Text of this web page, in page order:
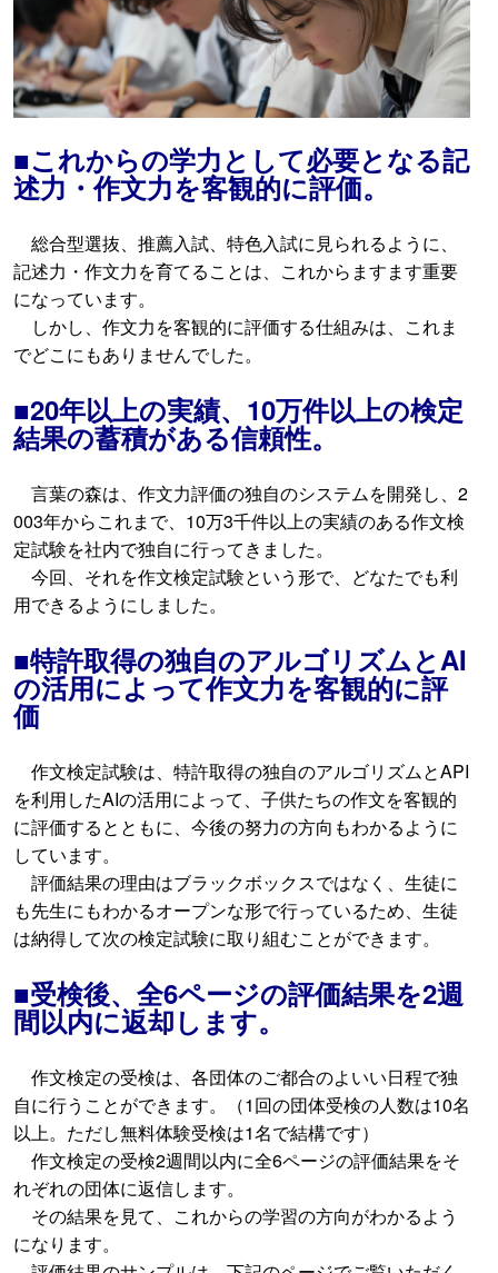
■これからの学力として必要となる記
述力・作文力を客観的に評価。
総合型選抜、推薦入試、特色入試に見られるように、
記述力・作文力を育てることは、これからますます重要
になっています。
しかし、作文力を客観的に評価する仕組みは、これま
でどこにもありませんでした。
■20年以上の実績、10万件以上の検定
結果の蓄積がある信頼性。
言葉の森は、作文力評価の独自のシステムを開発し、2
003年からこれまで、10万3千件以上の実績のある作文検
定試験を社内で独自に行ってきました。
今回、それを作文検定試験という形で、どなたでも利
用できるようにしました。
■特許取得の独自のアルゴリズムとAI
の活用によって作文力を客観的に評
価
作文検定試験は、特許取得の独自のアルゴリズムとAPI
を利用したAIの活用によって、子供たちの作文を客観的
に評価するとともに、今後の努力の方向もわかるように
しています。
評価結果の理由はブラックボックスではなく、生徒に
も先生にもわかるオープンな形で行っているため、生徒
は納得して次の検定試験に取り組むことができます。
■受検後、全6ページの評価結果を2週
間以内に返却します。
作文検定の受検は、各団体のご都合のよいい日程で独
自に行うことができます。（1回の団体受検の人数は10名
以上。ただし無料体験受検は1名で結構です）
作文検定の受検2週間以内に全6ページの評価結果をそ
れぞれの団体に返信します。
その結果を見て、これからの学習の方向がわかるよう
になります。